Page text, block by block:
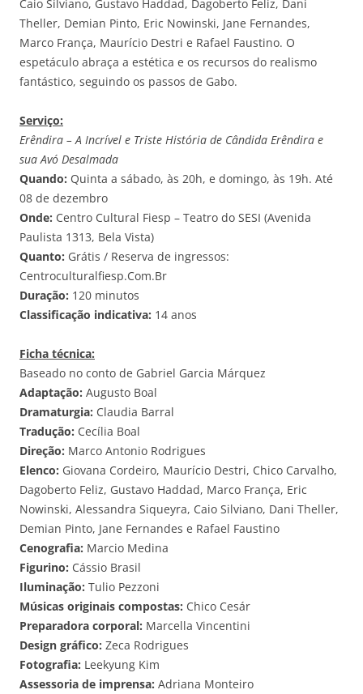
Caio Silviano, Gustavo Haddad, Dagoberto Feliz, Dani
Theller, Demian Pinto, Eric Nowinski, Jane Fernandes,
Marco França, Maurício Destri e Rafael Faustino. O
espetáculo abraça a estética e os recursos do realismo
fantástico, seguindo os passos de Gabo.
Serviço:
Erêndira – A Incrível e Triste História de Cândida Erêndira e
sua Avó Desalmada
Quando: Quinta a sábado, às 20h, e domingo, às 19h. Até
08 de dezembro
Onde: Centro Cultural Fiesp – Teatro do SESI (Avenida
Paulista 1313, Bela Vista)
Quanto: Grátis / Reserva de ingressos:
Centroculturalfiesp.Com.Br
Duração: 120 minutos
Classificação indicativa: 14 anos
Ficha técnica:
Baseado no conto de Gabriel Garcia Márquez
Adaptação: Augusto Boal
Dramaturgia: Claudia Barral
Tradução: Cecília Boal
Direção: Marco Antonio Rodrigues
Elenco: Giovana Cordeiro, Maurício Destri, Chico Carvalho,
Dagoberto Feliz, Gustavo Haddad, Marco França, Eric
Nowinski, Alessandra Siqueyra, Caio Silviano, Dani Theller,
Demian Pinto, Jane Fernandes e Rafael Faustino
Cenografia: Marcio Medina
Figurino: Cássio Brasil
Iluminação: Tulio Pezzoni
Músicas originais compostas: Chico Cesár
Preparadora corporal: Marcella Vincentini
Design gráfico: Zeca Rodrigues
Fotografia: Leekyung Kim
Assessoria de imprensa: Adriana Monteiro